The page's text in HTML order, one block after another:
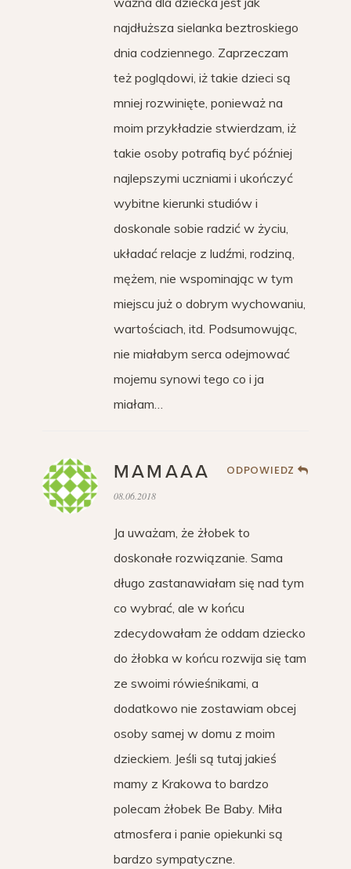
najdłuższa sielanka beztroskiego
dnia codziennego. Zaprzeczam
też poglądowi, iż takie dzieci są
mniej rozwinięte, ponieważ na
moim przykładzie stwierdzam, iż
takie osoby potrafią być później
najlepszymi uczniami i ukończyć
wybitne kierunki studiów i
doskonale sobie radzić w życiu,
układać relacje z ludźmi, rodziną,
mężem, nie wspominając w tym
miejscu już o dobrym wychowaniu,
wartościach, itd. Podsumowując,
nie miałabym serca odejmować
mojemu synowi tego co i ja
miałam…
MAMAAA ODPOWIEDZ
08.06.2018
Ja uważam, że żłobek to
doskonałe rozwiązanie. Sama
długo zastanawiałam się nad tym
co wybrać, ale w końcu
zdecydowałam że oddam dziecko
do żłobka w końcu rozwija się tam
ze swoimi rówieśnikami, a
dodatkowo nie zostawiam obcej
osoby samej w domu z moim
dzieckiem. Jeśli są tutaj jakieś
mamy z Krakowa to bardzo
polecam żłobek Be Baby. Miła
atmosfera i panie opiekunki są
bardzo sympatyczne.